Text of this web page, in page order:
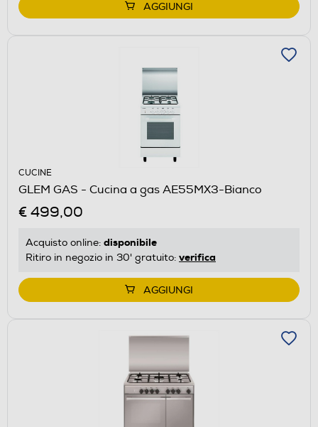
AGGIUNGI
CUCINE
GLEM GAS - Cucina a gas AE55MX3-Bianco
€ 499,00
Acquisto online: disponibile
Ritiro in negozio in 30' gratuito: verifica
AGGIUNGI